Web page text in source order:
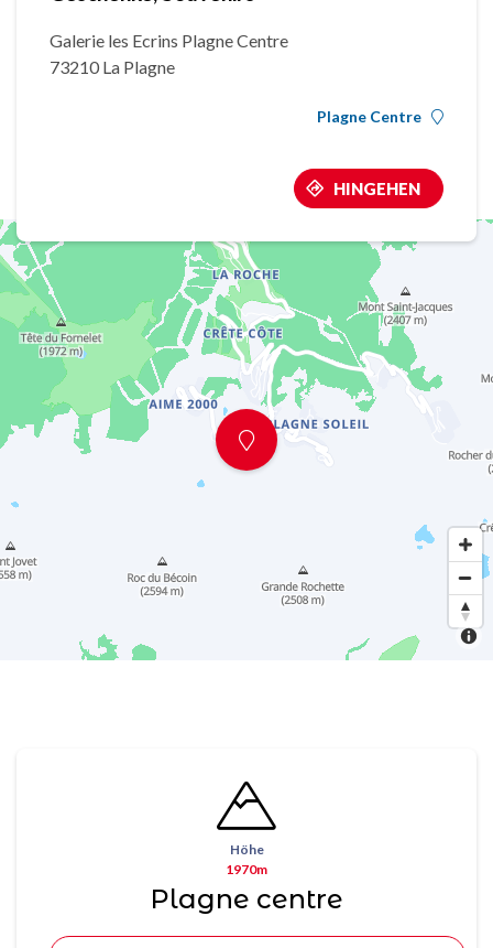
Galerie les Ecrins Plagne Centre
73210 La Plagne
Plagne Centre
HINGEHEN
Höhe
1970m
Plagne centre